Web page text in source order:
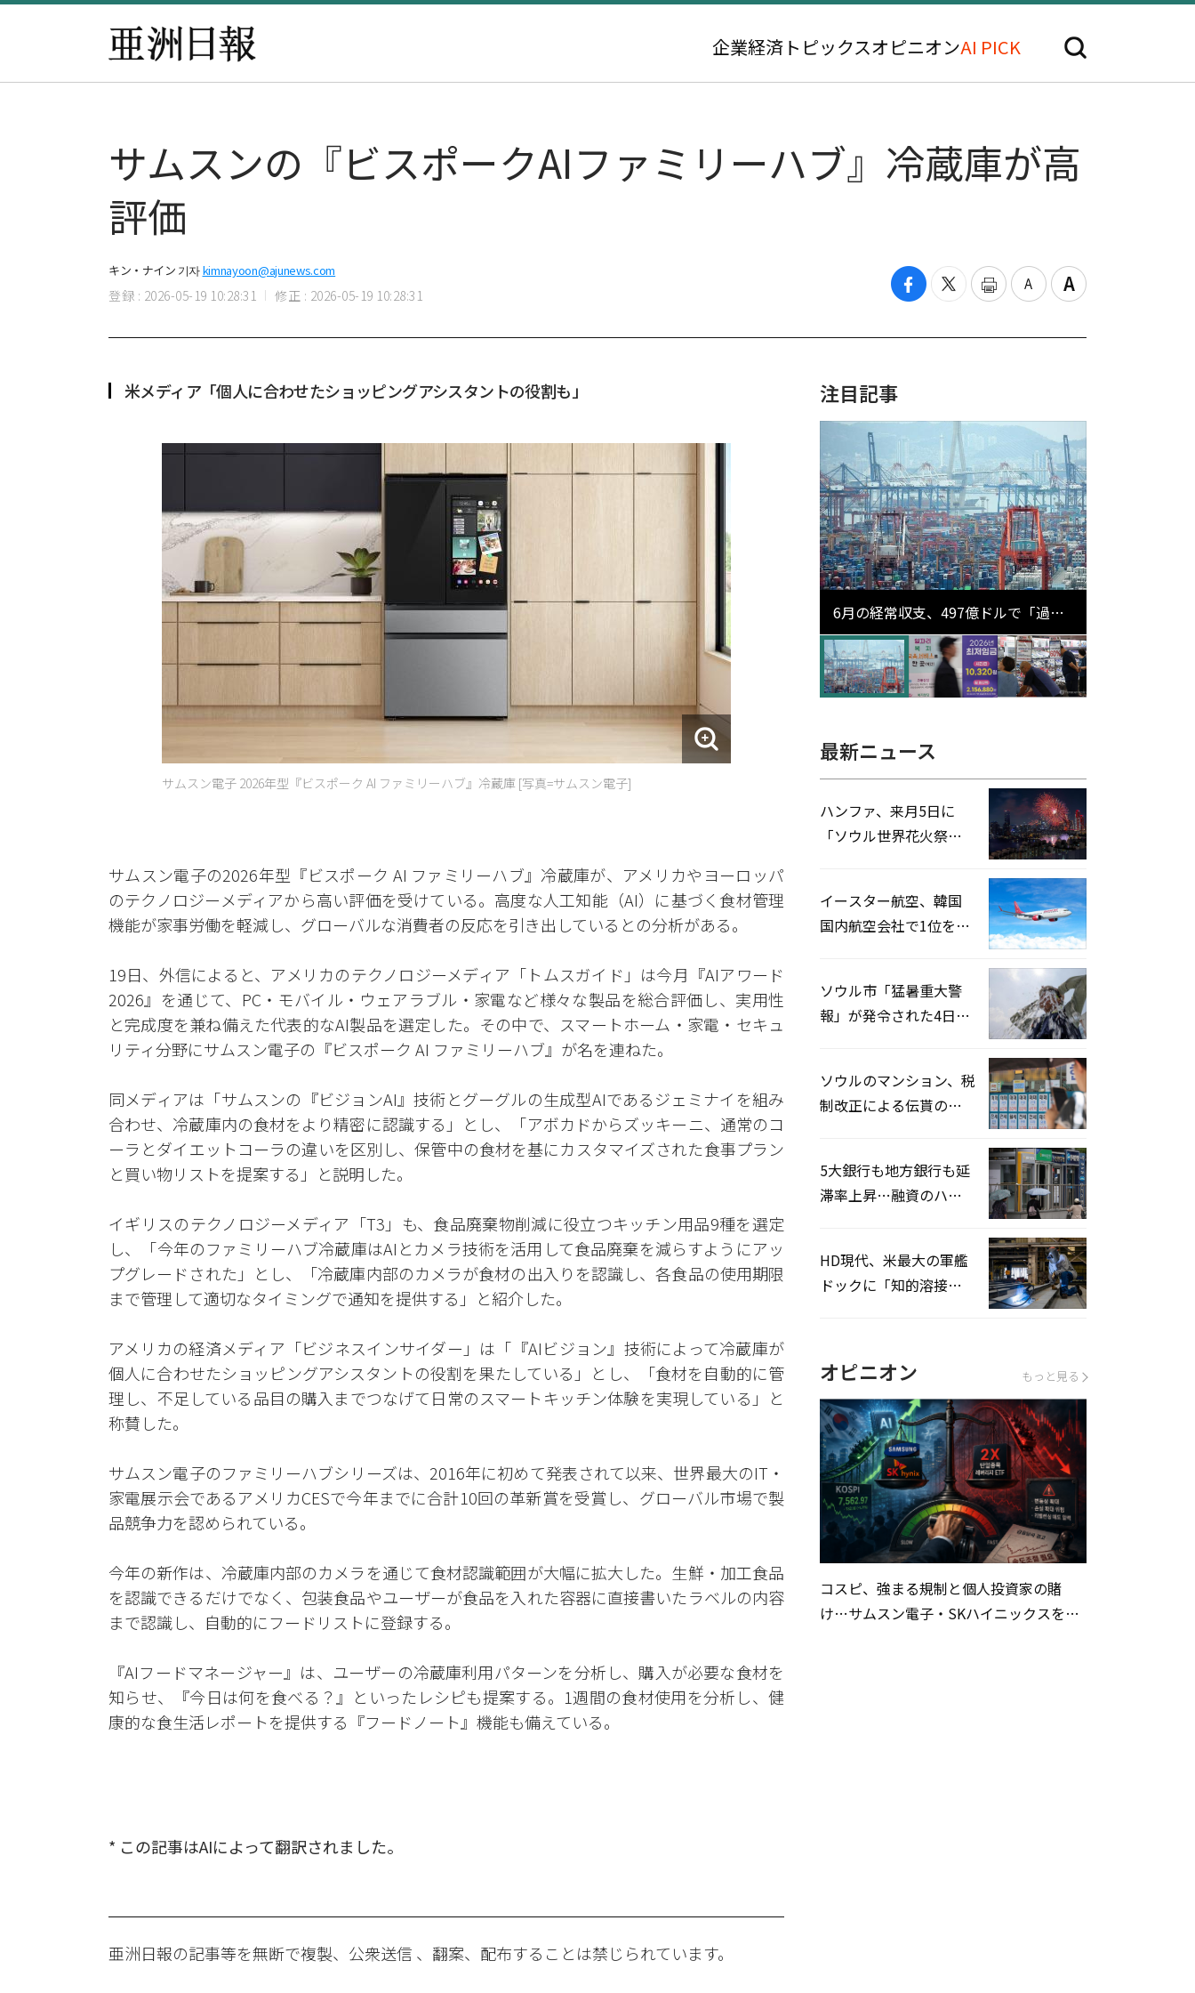
企業経済 トピックスオピニオンAI PICK
サムスンの『ビスポークAIファミリーハブ』冷蔵庫が高
評価
キン・ナイン 기자kimnayoon@ajunews.com
登録 : 2026-05-19 10:28:31 修正 : 2026-05-19 10:28:31
米メディア「個人に合わせたショッピングアシスタントの役割も」
サムスン電子 2026年型『ビスポーク AI ファミリーハブ』冷蔵庫 [写真=サムスン電子]
サムスン電子の2026年型『ビスポーク AI ファミリーハブ』冷蔵庫が、アメリカやヨーロッパ
のテクノロジーメディアから高い評価を受けている。高度な人工知能（AI）に基づく食材管理
機能が家事労働を軽減し、グローバルな消費者の反応を引き出しているとの分析がある。
19日、外信によると、アメリカのテクノロジーメディア「トムスガイド」は今月『AIアワード
2026』を通じて、PC・モバイル・ウェアラブル・家電など様々な製品を総合評価し、実用性
と完成度を兼ね備えた代表的なAI製品を選定した。その中で、スマートホーム・家電・セキュ
リティ分野にサムスン電子の『ビスポーク AI ファミリーハブ』が名を連ねた。
同メディアは「サムスンの『ビジョンAI』技術とグーグルの生成型AIであるジェミナイを組み
合わせ、冷蔵庫内の食材をより精密に認識する」とし、「アボカドからズッキーニ、通常のコ
ーラとダイエットコーラの違いを区別し、保管中の食材を基にカスタマイズされた食事プラン
と買い物リストを提案する」と説明した。
イギリスのテクノロジーメディア「T3」も、食品廃棄物削減に役立つキッチン用品9種を選定
し、「今年のファミリーハブ冷蔵庫はAIとカメラ技術を活用して食品廃棄を減らすようにアッ
プグレードされた」とし、「冷蔵庫内部のカメラが食材の出入りを認識し、各食品の使用期限
まで管理して適切なタイミングで通知を提供する」と紹介した。
アメリカの経済メディア「ビジネスインサイダー」は「『AIビジョン』技術によって冷蔵庫が
個人に合わせたショッピングアシスタントの役割を果たしている」とし、「食材を自動的に管
理し、不足している品目の購入までつなげて日常のスマートキッチン体験を実現している」と
称賛した。
サムスン電子のファミリーハブシリーズは、2016年に初めて発表されて以来、世界最大のIT・
家電展示会であるアメリカCESで今年までに合計10回の革新賞を受賞し、グローバル市場で製
品競争力を認められている。
今年の新作は、冷蔵庫内部のカメラを通じて食材認識範囲が大幅に拡大した。生鮮・加工食品
を認識できるだけでなく、包装食品やユーザーが食品を入れた容器に直接書いたラベルの内容
まで認識し、自動的にフードリストに登録する。
『AIフードマネージャー』は、ユーザーの冷蔵庫利用パターンを分析し、購入が必要な食材を
知らせ、『今日は何を食べる？』といったレシピも提案する。1週間の食材使用を分析し、健
康的な食生活レポートを提供する『フードノート』機能も備えている。
* この記事はAIによって翻訳されました。
亜洲日報の記事等を無断で複製、公衆送信 、翻案、配布することは禁じられています。
注目記事
6月の経常収支、497億ドルで「過去
最大」…輸出が初の1000億ドル突破
最新ニュース
ハンファ、来月5日に
「ソウル世界花火祭り
イースター航空、韓国
国内航空会社で1位を記
ソウル市「猛暑重大警
報」が発令された4日、
ソウルのマンション、税
制改正による伝貰の月
5大銀行も地方銀行も延
滞率上昇…融資のハー
HD現代、米最大の軍艦
ドックに「知的溶接」
オピニオン もっと見る
コスピ、強まる規制と個人投資家の賭
け…サムスン電子・SKハイニックスを巡